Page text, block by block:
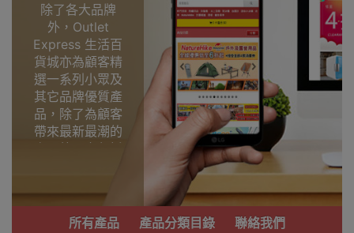
除了各大品牌
外，Outlet
Express 生活百
貨城亦為顧客精
選一系列小眾及
其它品牌優質產
品，除了為顧客
帶來最新最潮的
產品外，亦包括
功能齊備的產
品。
所有產品 產品分類目錄 聯絡我們